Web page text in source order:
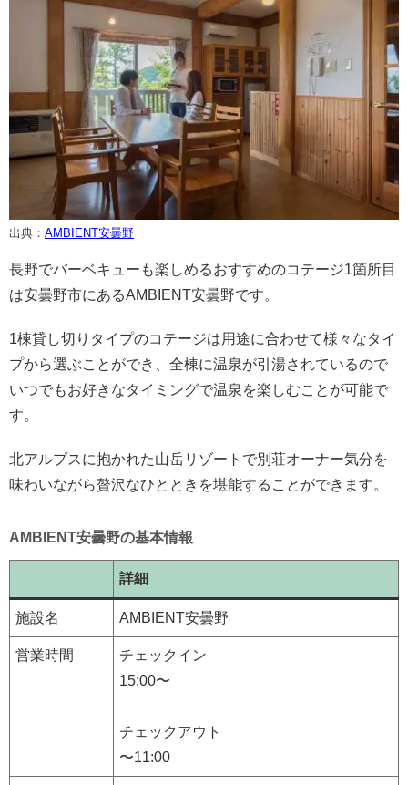
出典： AMBIENT安曇野
長野でバーベキューも楽しめるおすすめのコテージ1箇所目
は安曇野市にあるAMBIENT安曇野です。
1棟貸し切りタイプのコテージは用途に合わせて様々なタイ
プから選ぶことができ、全棟に温泉が引湯されているので
いつでもお好きなタイミングで温泉を楽しむことが可能で
す。
北アルプスに抱かれた山岳リゾートで別荘オーナー気分を
味わいながら贅沢なひとときを堪能することができます。
AMBIENT安曇野の基本情報
詳細
施設名 AMBIENT安曇野
営業時間
チェックイン
15:00〜
チェックアウト
〜11:00